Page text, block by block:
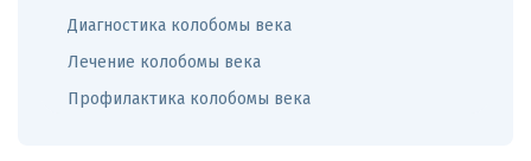
Диагностика колобомы века
Лечение колобомы века
Профилактика колобомы века